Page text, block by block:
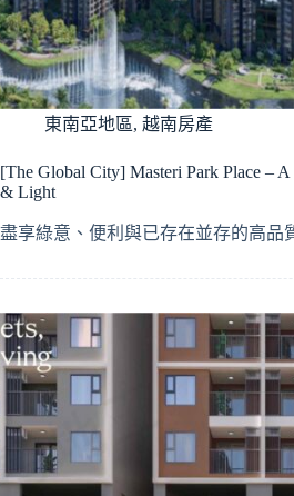
東南亞地區, 越南房產
[The Global City] Masteri Park Place –
& Light
盡享綠意、便利與已存在並存的高品